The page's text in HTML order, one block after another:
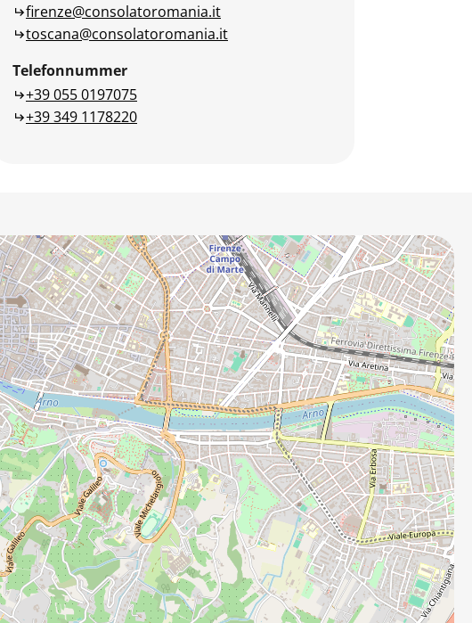
firenze@consolatoromania.it
toscana@consolatoromania.it
Telefonnummer
+39 055 0197075
+39 349 1178220